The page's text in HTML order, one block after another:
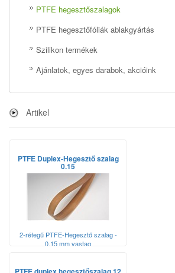
PTFE hegesztőszalagok
PTFE hegesztőfóliák ablakgyártás
Szilikon termékek
Ajánlatok, egyes darabok, akcióink
Artikel
PTFE Duplex-Hegesztő szalag
0.15
2-rétegű PTFE-Hegesztő szalag -
0,15 mm vastag